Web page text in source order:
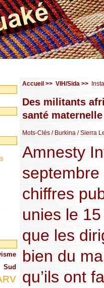
Accueil >> VIH/Sida >>
Des militants
santé maternelle
Mots-Clés / Burkina / Sierra
Amnesty
chiffres
unies le
que les
bien du
qu’ils ont